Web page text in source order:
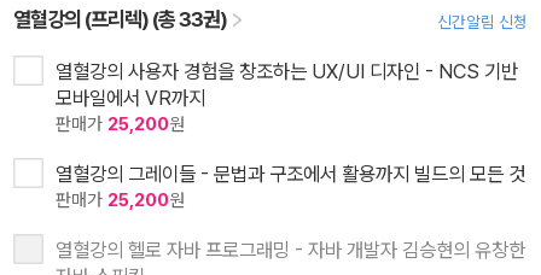
열혈강의 (프리렉) (총 33권) 신간알림 신청
열혈강의 사용자 경험을 창조하는 UX/UI 디자인 - NCS 기반
모바일에서 VR까지
판매가 25,200원
열혈강의 그레이들 - 문법과 구조에서 활용까지 빌드의 모든 것
판매가 25,200원
열혈강의 헬로 자바 프로그래밍 - 자바 개발자 김승현의 유창한